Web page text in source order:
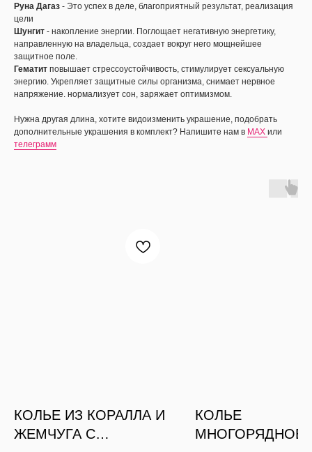
Руна Дагаз - Это успех в деле, благоприятный результат, реализация
цели
Шунгит - накопление энергии. Поглощает негативную энергетику,
направленную на владельца, создает вокруг него мощнейшее
защитное поле.
Гематит повышает стрессоустойчивость, стимулирует сексуальную
энергию. Укрепляет защитные силы организма, снимает нервное
напряжение. нормализует сон, заряжает оптимизмом.
Нужна другая длина, хотите видоизменить украшение, подобрать
дополнительные украшения в комплект? Напишите нам в MAX или
телеграмм
КОЛЬЕ ИЗ КОРАЛЛА И
ЖЕМЧУГА С
КОЛЬЕ
МНОГОРЯДНОЕ